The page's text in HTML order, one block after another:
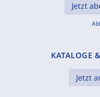
Jetzt
KATALOGE
Jetzt